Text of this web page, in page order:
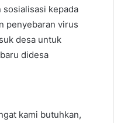
kepada
penyebaran virus
desa untuk
didesa
kami butuhkan,